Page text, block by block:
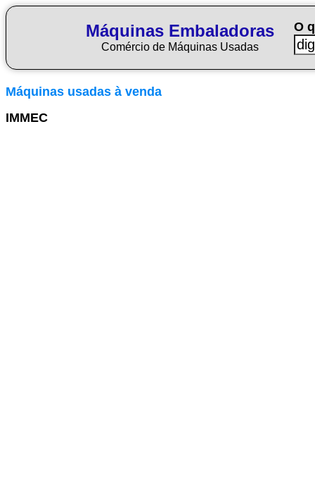
Máquinas Embaladoras
Comércio de Máquinas Usadas
O
Máquinas usadas à venda
IMMEC